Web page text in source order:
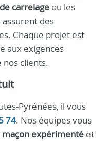
carrelage ou les
assurent des
Chaque projet est
aux exigences
clients.
Pyrénées, il vous
74. Nos équipes vous
maçon expérimenté et